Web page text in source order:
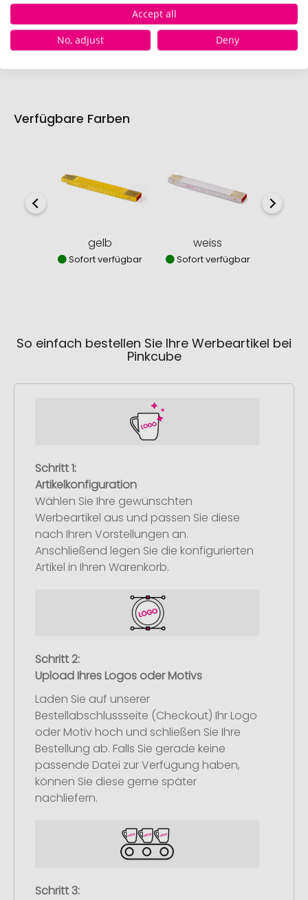
Schnell und einfachhierdie Standskizze
herunterladen.
Verfügbare Farben
gelb
Sofort verfügbar
weiss
Sofort verfügbar
So einfach bestellen Sie Ihre Werbeartikel bei
Pinkcube
Schritt 1:
Artikelkonfiguration
Wählen Sie Ihre gewünschten
Werbeartikel aus und passen Sie diese
nach Ihren Vorstellungen an.
Anschließend legen Sie die konfigurierten
Artikel in Ihren Warenkorb.
Schritt 2:
Upload Ihres Logos oder Motivs
Laden Sie auf unserer
Bestellabschlussseite (Checkout) Ihr Logo
oder Motiv hoch und schließen Sie Ihre
Bestellung ab. Falls Sie gerade keine
passende Datei zur Verfügung haben,
können Sie diese gerne später
nachliefern.
Schritt 3:
Accept all
No, adjust
Deny